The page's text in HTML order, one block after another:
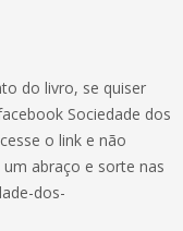
do livro, se quiser
Sociedade dos
o link e não
abraço e sorte nas
dos-